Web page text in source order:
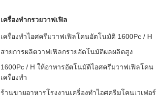
เครื่องทำกรวยวาฟเฟิล
เครื่องทำไอศครีมวาฟเฟิลโคนอัตโนมัติ 1600Pc / H
สายการผลิตวาฟเฟิลกรวยอัตโนมัติผลผลิตสูง
1600Pc / H ให้อาหารอัตโนมัติไอศครีมวาฟเฟิลโคน
เครื่องทำ
ร้านขายอาหารโรงงานเครื่องทำไอศครีมโคนเวเฟอร์